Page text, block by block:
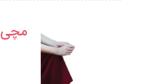
مچی 15 کفه دار